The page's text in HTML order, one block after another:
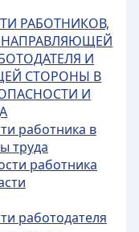
РАБОТНИКОВ,
И
СТОРОНЫ В
И
работника в
труда
работника
работодателя